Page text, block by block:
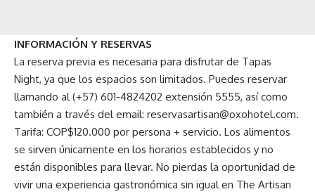
INFORMACIÓN Y RESERVAS
La reserva previa es necesaria para disfrutar de Tapas
Night, ya que los espacios son limitados. Puedes reservar
llamando al (+57) 601-4824202 extensión 5555, así como
también a través del email: reservasartisan@oxohotel.com.
Tarifa: COP$120.000 por persona + servicio. Los alimentos
se sirven únicamente en los horarios establecidos y no
están disponibles para llevar. No pierdas la oportunidad de
vivir una experiencia gastronómica sin igual en The Artisan